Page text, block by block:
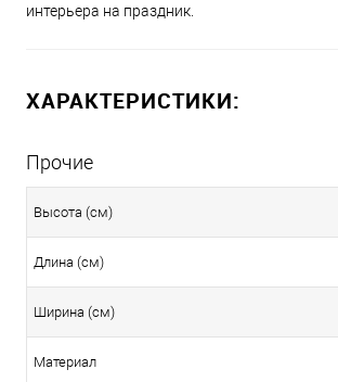
интерьера на праздник.
ХАРАКТЕРИСТИКИ:
Прочие
Высота (см)
Длина (см)
Ширина (см)
Материал